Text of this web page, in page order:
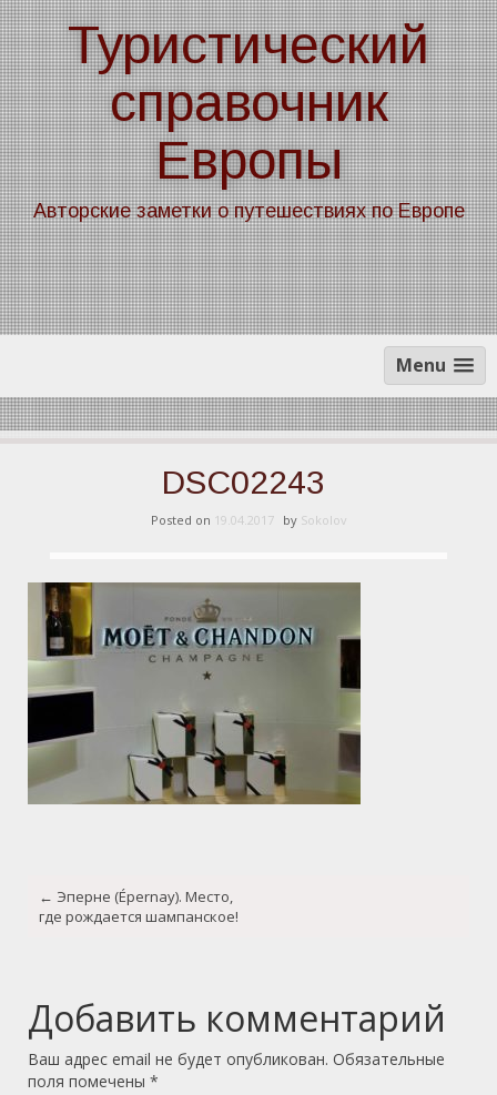
Skip
to
content
Туристический
справочник
Европы
Авторские заметки о путешествиях по Европе
Menu
DSC02243
Posted on 19.04.2017 by Sokolov
navigation
← Эперне (Épernay). Место,
где рождается шампанское!
Добавить комментарий
Ваш адрес email не будет опубликован. Обязательные
поля помечены *